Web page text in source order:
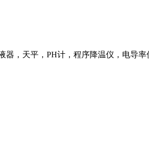
，天平，PH计，程序降温仪，电导率